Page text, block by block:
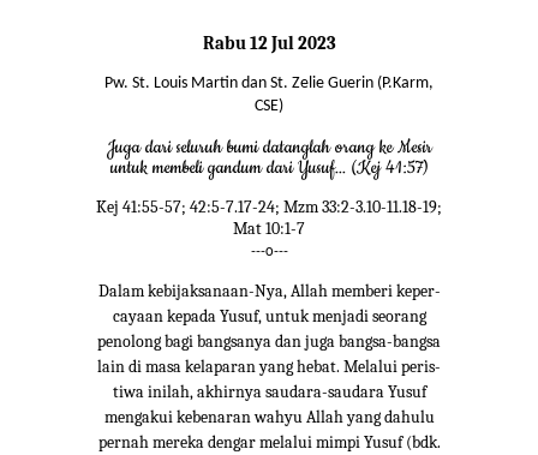
Rabu 12 Jul 2023
Pw. St. Louis Martin dan St. Zelie Guerin (P.Karm,
CSE)
Juga dari seluruh bumi datanglah orang ke Mesir
untuk membeli gandum dari Yusuf... (Kej 41:57)
Kej 41:55-57; 42:5-7.17-24; Mzm 33:2-3.10-11.18-19;
Mat 10:1-7
---o---
Dalam kebijaksanaan-Nya, Allah memberi keper-
cayaan kepada Yusuf, untuk menjadi seorang
penolong bagi bangsanya dan juga bangsa-bangsa
lain di masa kelaparan yang hebat. Melalui peris-
tiwa inilah, akhirnya saudara-saudara Yusuf
mengakui kebenaran wahyu Allah yang dahulu
pernah mereka dengar melalui mimpi Yusuf (bdk.